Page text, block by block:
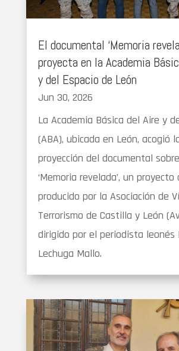
El documental ‘Memoria
proyecta en la Academia
y del Espacio de León
Jun 30, 2026
La Academia Básica del Aire y
(ABA), ubicada en León, acogió
proyección del documental
‘Memoria revelada’, un
producido por la Asociación de
Terrorismo de Castilla y León
dirigido por el periodista leonés
Lechuga Mallo.